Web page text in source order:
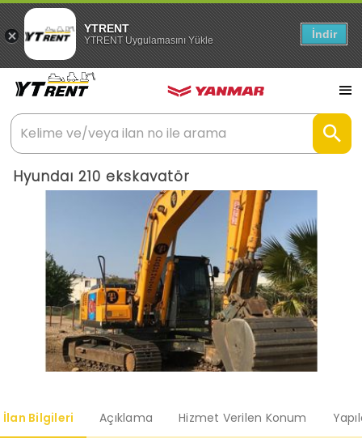
YTRENT
YTRENT Uygulamasını Yükle İndir
Hyundaı 210 ekskavatör
İlan Bilgileri Açıklama Hizmet Verilen Konum